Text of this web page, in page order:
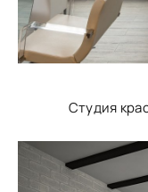
Студия